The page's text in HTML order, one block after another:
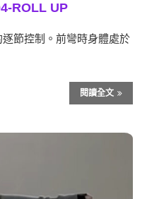
ROLL UP
節控制。前彎時身體處於
閱讀全文